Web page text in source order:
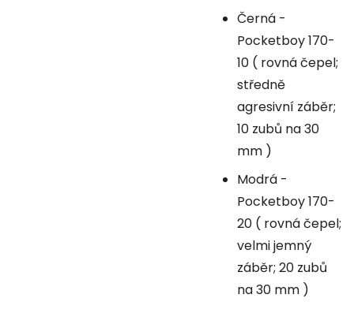
Černá -
Pocketboy 170-
10 ( rovná čepel;
středně
agresivní záběr;
10 zubů na 30
mm )
Modrá -
Pocketboy 170-
20 ( rovná čepel;
velmi jemný
záběr; 20 zubů
na 30 mm )